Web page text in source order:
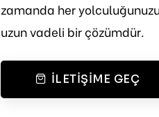
zamanda her
uzun vadeli bir çözümdür.
İLETIŞIME GEÇ